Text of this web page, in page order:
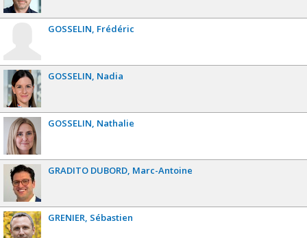
GOSSELIN Frédéric
GOSSELIN Nadia
GOSSELIN Nathalie
GRADITO DUBORD Marc-Antoine
GRENIER Sébastien